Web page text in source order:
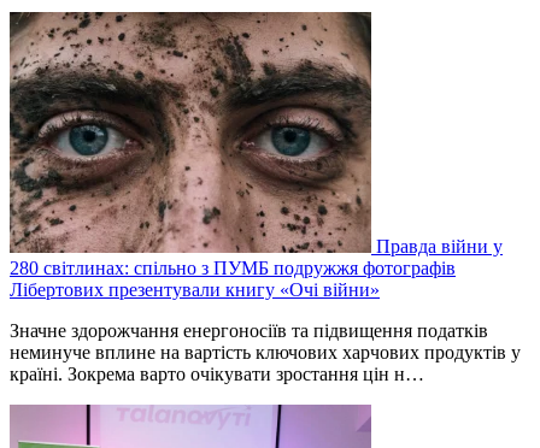
Правда війни у
280 світлинах: спільно з ПУМБ подружжя фотографів
Лібертових презентували книгу «Очі війни»
Значне здорожчання енергоносіїв та підвищення податків
неминуче вплине на вартість ключових харчових продуктів у
країні. Зокрема варто очікувати зростання цін н…